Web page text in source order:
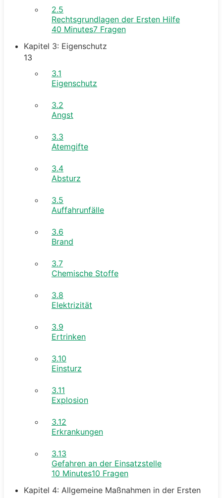
2.5
Rechtsgrundlagen der Ersten Hilfe
40 Minutes7 Fragen
Kapitel 3: Eigenschutz
13
3.1
Eigenschutz
3.2
Angst
3.3
Atemgifte
3.4
Absturz
3.5
Auffahrunfälle
3.6
Brand
3.7
Chemische Stoffe
3.8
Elektrizität
3.9
Ertrinken
3.10
Einsturz
3.11
Explosion
3.12
Erkrankungen
3.13
Gefahren an der Einsatzstelle
10 Minutes10 Fragen
Kapitel 4: Allgemeine Maßnahmen in der Ersten